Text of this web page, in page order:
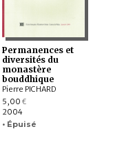
Permanences et
diversités du
monastère
bouddhique
Pierre PICHARD
5,00 €
2004
• Épuisé